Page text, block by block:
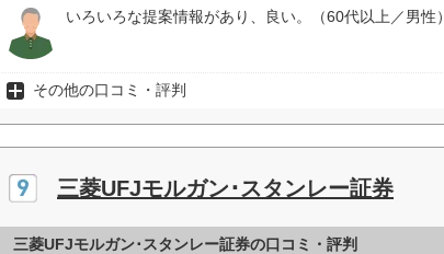
いろいろな提案情報があり、良い。（60代以上／男性）
その他の口コミ・評判
三菱UFJモルガン･スタンレー証券
三菱UFJモルガン･スタンレー証券の口コミ・評判